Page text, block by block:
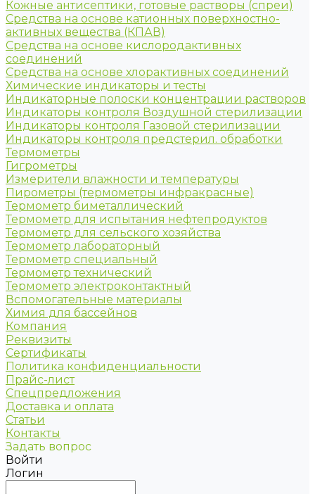
Кожные антисептики, готовые растворы (спреи)
Средства на основе катионных поверхностно-
активных вещества (КПАВ)
Средства на основе кислородактивных
соединений
Средства на основе хлорактивных соединений
Химические индикаторы и тесты
Индикаторные полоски концентрации растворов
Индикаторы контроля Воздушной стерилизации
Индикаторы контроля Газовой стерилизации
Индикаторы контроля предстерил. обработки
Термометры
Гигрометры
Измерители влажности и температуры
Пирометры (термометры инфракрасные)
Термометр биметаллический
Термометр для испытания нефтепродуктов
Термометр для сельского хозяйства
Термометр лабораторный
Термометр специальный
Термометр технический
Термометр электроконтактный
Вспомогательные материалы
Химия для бассейнов
Компания
Реквизиты
Сертификаты
Политика конфиденциальности
Прайс-лист
Спецпредложения
Доставка и оплата
Статьи
Контакты
Задать вопрос
Войти
Логин